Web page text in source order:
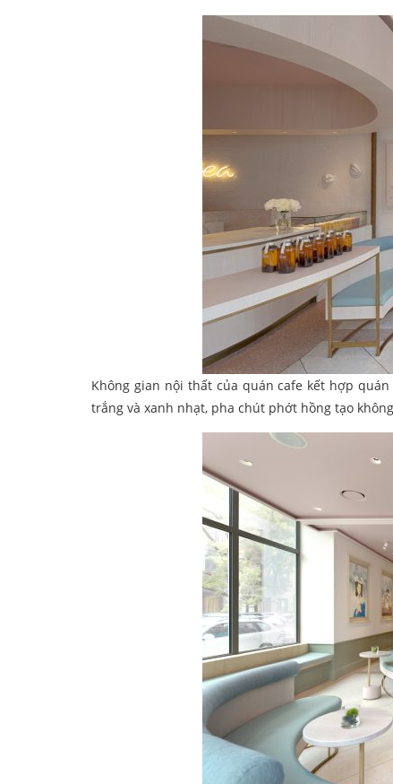
Không gian nội thất của quán cafe kết hợp
trắng và xanh nhạt, pha chút phớt hồng tạo